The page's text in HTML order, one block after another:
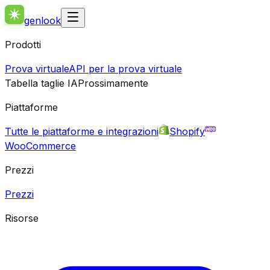
genlook
Prodotti
Prova virtualeAPI per la prova virtuale
Tabella taglie IAProssimamente
Piattaforme
Tutte le piattaforme e integrazioni
Shopify
WooCommerce
Prezzi
Prezzi
Risorse